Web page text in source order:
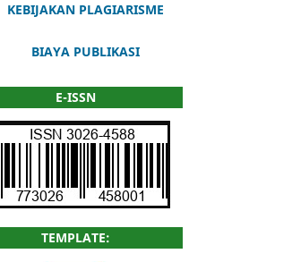
KEBIJAKAN PLAGIARISME
BIAYA PUBLIKASI
E-ISSN
TEMPLATE: